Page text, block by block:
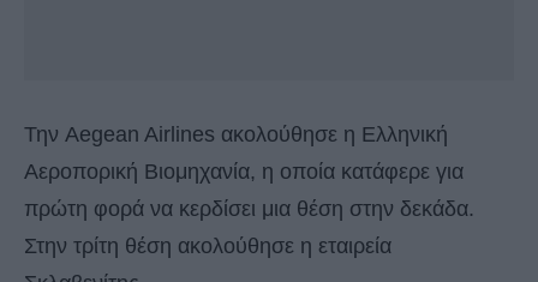
Την Aegean Airlines ακολούθησε η Ελληνική
Αεροπορική Βιομηχανία, η οποία κατάφερε για
πρώτη φορά να κερδίσει μια θέση στην δεκάδα.
Στην τρίτη θέση ακολούθησε η εταιρεία